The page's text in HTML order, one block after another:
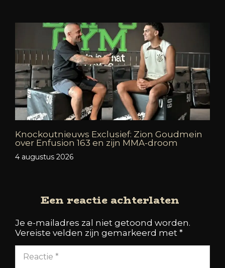
Knockoutnieuws Exclusief: Zion Goudmein
over Enfusion 163 en zijn MMA-droom
4 augustus 2026
Een reactie achterlaten
Je e-mailadres zal niet getoond worden.
Vereiste velden zijn gemarkeerd met *